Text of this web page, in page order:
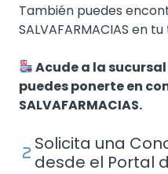
También puedes
SALVAFARMACIAS en
Acude a la
puedes ponerte en
SALVAFARMACIAS.
Solicita una
desde el Portal